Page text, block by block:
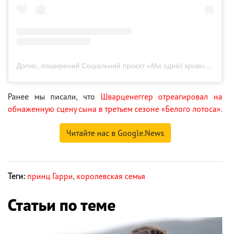
Допис, поширений Соціальний проєкт «Ми однієї крові» (@lifesavingmerch)
Ранее мы писали, что Шварценеггер отреагировал на
обнаженную сцену сына в третьем сезоне «Белого лотоса».
Читайте нас в Google.News
Теги: принц Гарри, королевская семья
Статьи по теме